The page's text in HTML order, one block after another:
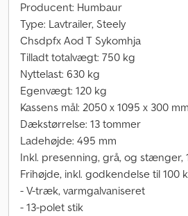
Producent: Humbaur
Type: Lavtrailer, Steely
Chsdpfx Aod T Sykomhja
Tilladt totalvægt: 750 kg
Nyttelast: 630 kg
Egenvægt: 120 kg
Kassens mål: 2050 x 1095 x 300 mm
Dækstørrelse: 13 tommer
Ladehøjde: 495 mm
Inkl. presenning, grå, og stænger,
Frihøjde, inkl. godkendelse til 100
- V-træk, varmgalvaniseret
- 13-polet stik